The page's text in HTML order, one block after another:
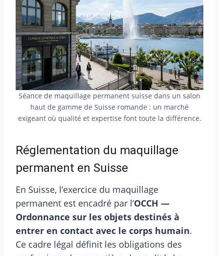
Séance de maquillage permanent suisse dans un salon
haut de gamme de Suisse romande : un marché
exigeant où qualité et expertise font toute la différence.
Réglementation du maquillage
permanent en Suisse
En Suisse, l’exercice du maquillage
permanent est encadré par l’OCCH —
Ordonnance sur les objets destinés à
entrer en contact avec le corps humain.
Ce cadre légal définit les obligations des